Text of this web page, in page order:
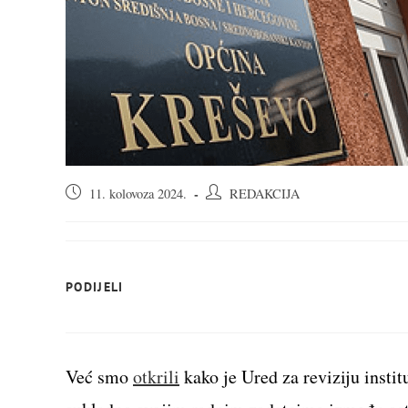
Objava11. kolovoza 2024.
AutorREDAKCIJA
PODIJELI
Već smootkrili kako je Ured za reviziju